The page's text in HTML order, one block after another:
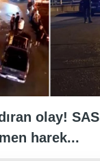
olay! SAS
harek...